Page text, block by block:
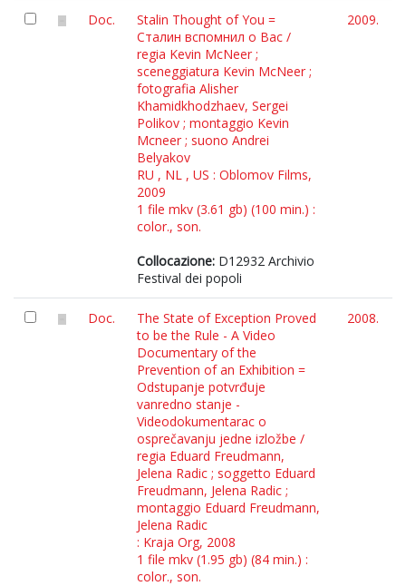
Doc.
Stalin Thought of You =
Сталин вспомнил о Вас /
regia Kevin McNeer ;
sceneggiatura Kevin McNeer ;
fotografia Alisher
Khamidkhodzhaev, Sergei
Polikov ; montaggio Kevin
Mcneer ; suono Andrei
Belyakov
RU , NL , US : Oblomov Films,
2009
1 file mkv (3.61 gb) (100 min.) :
color., son.
Collocazione: D12932 Archivio
Festival dei popoli
2009.
Doc.
The State of Exception Proved
to be the Rule - A Video
Documentary of the
Prevention of an Exhibition =
Odstupanje potvrđuje
vanredno stanje -
Videodokumentarac o
osprečavanju jedne izložbe /
regia Eduard Freudmann,
Jelena Radic ; soggetto Eduard
Freudmann, Jelena Radic ;
montaggio Eduard Freudmann,
Jelena Radic
: Kraja Org, 2008
1 file mkv (1.95 gb) (84 min.) :
color., son.
2008.